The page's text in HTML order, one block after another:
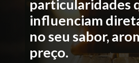
particularidades
influenciam
no seu sabor,
preço.